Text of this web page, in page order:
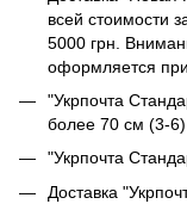
всей стоимости
5000 грн.
оформляется
"Укрпочта
более 70 см (3-
"Укрпочта
Доставка